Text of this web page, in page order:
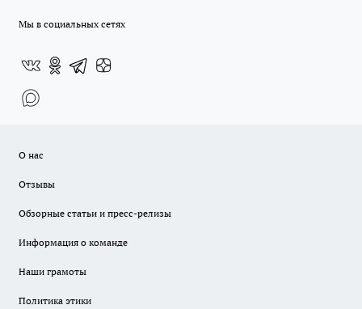
Мы в социальных сетях
О нас
Отзывы
Обзорные статьи и пресс-релизы
Информация о команде
Наши грамоты
Политика этики